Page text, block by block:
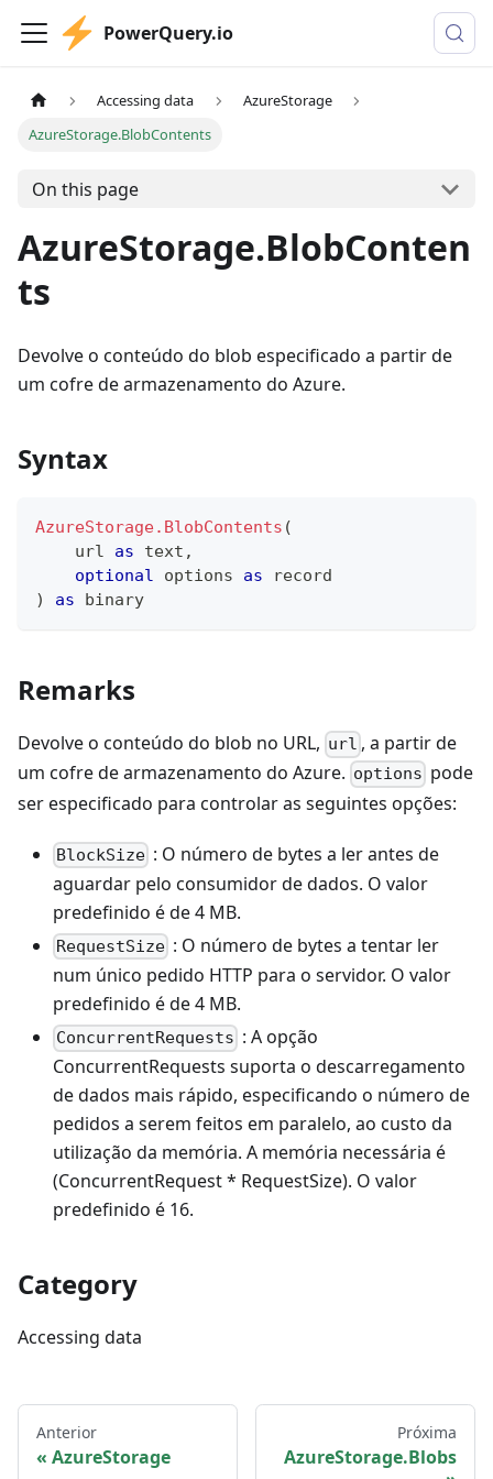
PowerQuery.io
Accessing data
AzureStorage
AzureStorage.BlobContents
On this page
AzureStorage.BlobConten
ts
Devolve o conteúdo do blob especificado a partir de
um cofre de armazenamento do Azure.
Syntax
AzureStorage.BlobContents (
    url
as text ,
optional options as
record
)
as binary
Remarks
Devolve o conteúdo do blob no URL, url , a partir de
um cofre de armazenamento do Azure. options pode
ser especificado para controlar as seguintes opções:
BlockSize : O número de bytes a ler antes de
aguardar pelo consumidor de dados. O valor
predefinido é de 4 MB.
RequestSize : O número de bytes a tentar ler
num único pedido HTTP para o servidor. O valor
predefinido é de 4 MB.
ConcurrentRequests : A opção
ConcurrentRequests suporta o descarregamento
de dados mais rápido, especificando o número de
pedidos a serem feitos em paralelo, ao custo da
utilização da memória. A memória necessária é
(ConcurrentRequest * RequestSize). O valor
predefinido é 16.
Category
Accessing data
Anterior
AzureStorage
Próxima
AzureStorage.Blobs